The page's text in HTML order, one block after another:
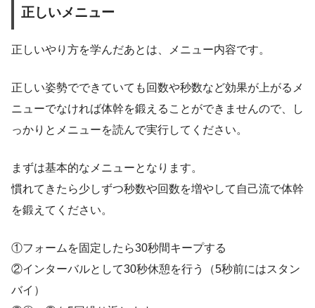
正しいメニュー
正しいやり方を学んだあとは、メニュー内容です。
正しい姿勢でできていても回数や秒数など効果が上がるメ
ニューでなければ体幹を鍛えることができませんので、し
っかりとメニューを読んで実行してください。
まずは基本的なメニューとなります。
慣れてきたら少しずつ秒数や回数を増やして自己流で体幹
を鍛えてください。
①フォームを固定したら30秒間キープする
②インターバルとして30秒休憩を行う（5秒前にはスタン
バイ）